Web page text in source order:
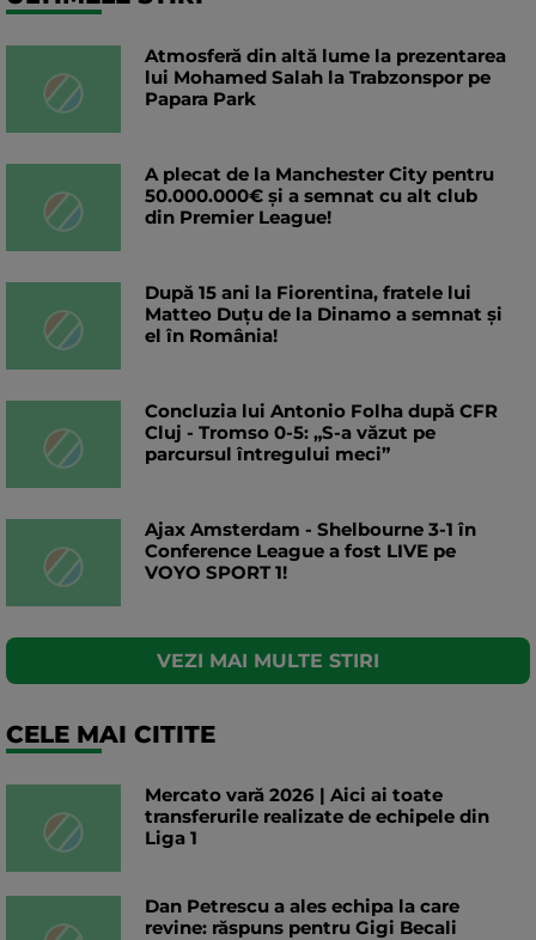
Atmosferă din altă lume la prezentarea
lui Mohamed Salah la Trabzonspor pe
Papara Park
A plecat de la Manchester City pentru
50.000.000€ și a semnat cu alt club
din Premier League!
După 15 ani la Fiorentina, fratele lui
Matteo Duțu de la Dinamo a semnat și
el în România!
Concluzia lui Antonio Folha după CFR
Cluj - Tromso 0-5: „S-a văzut pe
parcursul întregului meci”
Ajax Amsterdam - Shelbourne 3-1 în
Conference League a fost LIVE pe
VOYO SPORT 1!
VEZI MAI MULTE STIRI
CELE MAI CITITE
Mercato vară 2026 | Aici ai toate
transferurile realizate de echipele din
Liga 1
Dan Petrescu a ales echipa la care
revine: răspuns pentru Gigi Becali